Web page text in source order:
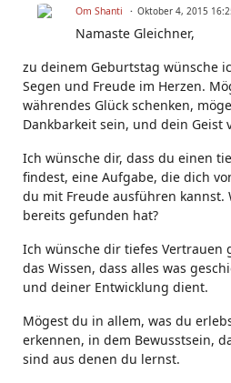
Om Shanti Oktober 4, 2015
Namaste Gleichner,
zu deinem Geburtstag wünsche
Segen und Freude im Herzen.
währendes Glück schenken,
Dankbarkeit sein, und dein Geist
Ich wünsche dir, dass du einen
findest, eine Aufgabe, die dich
du mit Freude ausführen kannst.
bereits gefunden hat?
Ich wünsche dir tiefes Vertrauen
das Wissen, dass alles was
und deiner Entwicklung dient.
Mögest du in allem, was du
erkennen, in dem Bewusstsein,
sind aus denen du lernst.